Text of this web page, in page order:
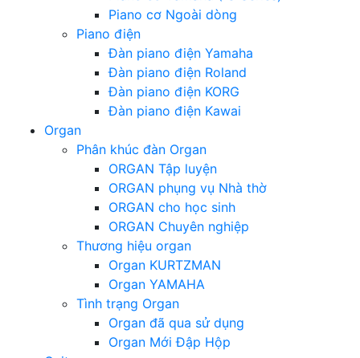
Piano cơ Ngoài dòng
Piano điện
Đàn piano điện Yamaha
Đàn piano điện Roland
Đàn piano điện KORG
Đàn piano điện Kawai
Organ
Phân khúc đàn Organ
ORGAN Tập luyện
ORGAN phụng vụ Nhà thờ
ORGAN cho học sinh
ORGAN Chuyên nghiệp
Thương hiệu organ
Organ KURTZMAN
Organ YAMAHA
Tình trạng Organ
Organ đã qua sử dụng
Organ Mới Đập Hộp